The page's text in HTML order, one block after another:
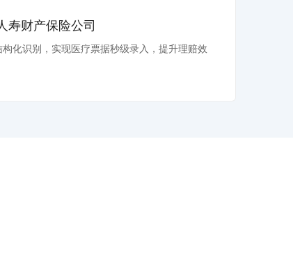
寿财产保险公司
化识别，实现医疗票据秒级录入，提升理赔效